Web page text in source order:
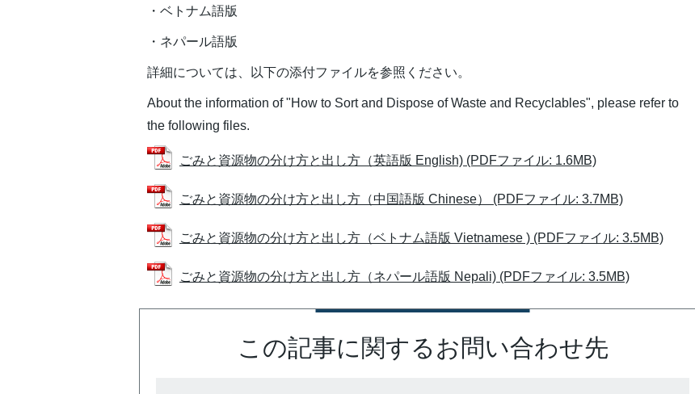
・ベトナム語版
・ネパール語版
詳細については、以下の添付ファイルを参照ください。
About the information of "How to Sort and Dispose of Waste and Recyclables", please refer to
the following files.
ごみと資源物の分け方と出し方（英語版 English) (PDFファイル: 1.6MB)
ごみと資源物の分け方と出し方（中国語版 Chinese） (PDFファイル: 3.7MB)
ごみと資源物の分け方と出し方（ベトナム語版 Vietnamese ) (PDFファイル: 3.5MB)
ごみと資源物の分け方と出し方（ネパール語版 Nepali) (PDFファイル: 3.5MB)
この記事に関するお問い合わせ先